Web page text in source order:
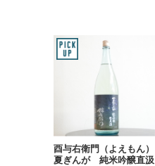
酉与右衛門（よえもん）
夏ぎんが 純米吟醸直汲